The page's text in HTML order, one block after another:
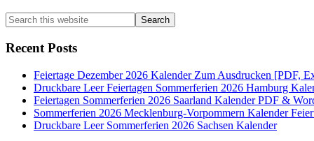
Search
this
website
Recent Posts
Feiertage Dezember 2026 Kalender Zum Ausdrucken [PDF,
Druckbare Leer Feiertagen Sommerferien 2026 Hamburg
Feiertagen Sommerferien 2026 Saarland Kalender PDF &
Sommerferien 2026 Mecklenburg-Vorpommern Kalender
Druckbare Leer Sommerferien 2026 Sachsen Kalender